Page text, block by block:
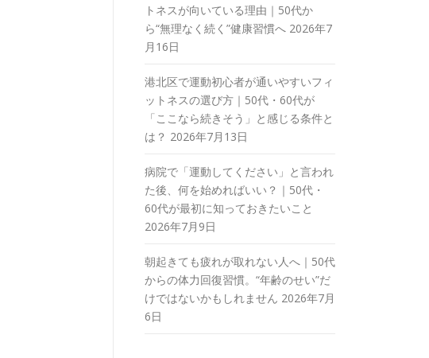
トネスが向いている理由｜50代か
ら“無理なく続く”健康習慣へ 2026年7
月16日
港北区で運動初心者が通いやすいフィ
ットネスの選び方｜50代・60代が
「ここなら続きそう」と感じる条件と
は？ 2026年7月13日
病院で「運動してください」と言われ
た後、何を始めればいい？｜50代・
60代が最初に知っておきたいこと
2026年7月9日
朝起きても疲れが取れない人へ｜50代
からの体力回復習慣。“年齢のせい”だ
けではないかもしれません 2026年7月
6日